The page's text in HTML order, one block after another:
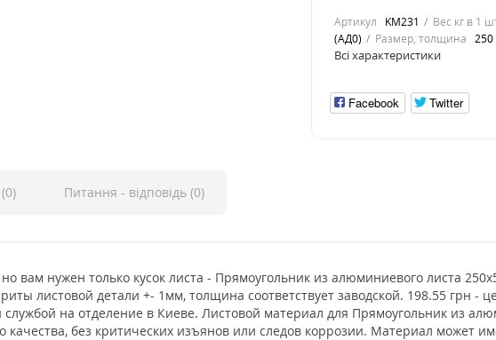
Артикул KM231 Вес кг в 1
(АД0)
Размер, толщина 250
Всі характеристики
Facebook Twitter
Питання - відповідь (0)
вам нужен только кусок листа - Прямоугольник из алюминиевого листа
листовой детали +- 1мм, толщина соответствует заводской. 198.55 грн -
на отделение в Киеве. Листовой материал для Прямоугольник из
без критических изъянов или следов коррозии. Материал может